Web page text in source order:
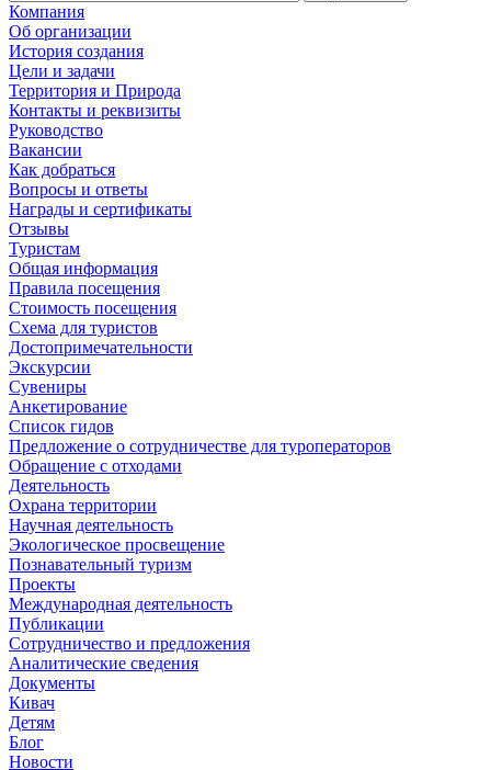
Компания
Об организации
История создания
Цели и задачи
Территория и Природа
Контакты и реквизиты
Руководство
Вакансии
Как добраться
Вопросы и ответы
Награды и сертификаты
Отзывы
Туристам
Общая информация
Правила посещения
Стоимость посещения
Схема для туристов
Достопримечательности
Экскурсии
Сувениры
Анкетирование
Список гидов
Предложение о сотрудничестве для туроператоров
Обращение с отходами
Деятельность
Охрана территории
Научная деятельность
Экологическое просвещение
Познавательный туризм
Проекты
Международная деятельность
Публикации
Сотрудничество и предложения
Аналитические сведения
Документы
Кивач
Детям
Блог
Новости